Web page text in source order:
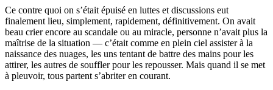
Ce contre quoi on s’était épuisé en luttes et discussions eut
finalement lieu, simplement, rapidement, définitivement. On avait
beau crier encore au scandale ou au miracle, personne n’avait plus la
maîtrise de la situation — c’était comme en plein ciel assister à la
naissance des nuages, les uns tentant de battre des mains pour les
attirer, les autres de souffler pour les repousser. Mais quand il se met
à pleuvoir, tous partent s’abriter en courant.